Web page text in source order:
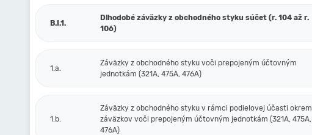
B.I.1.
Dlhodobé záväzky z obchodného styku súčet (r. 104 až r.
106)
1.a.
Záväzky z obchodného styku voči prepojeným účtovným
jednotkám (321A, 475A, 476A)
1.b.
Záväzky z obchodného styku v rámci podielovej účasti okrem
záväzkov voči prepojeným účtovným jednotkám (321A, 475A,
476A)